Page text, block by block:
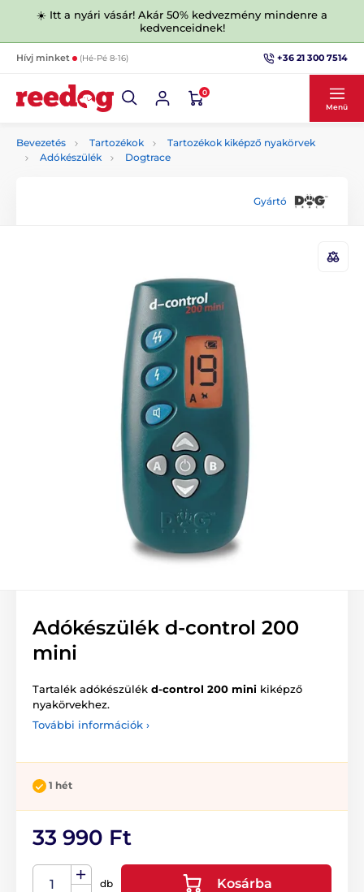
☀️ Itt a nyári vásár! Akár 50% kedvezmény mindenre a
kedvenceidnek!
Hívj minket (Hé-Pé 8-16) +36 21 300 7514
0
Menü
Bevezetés Tartozékok
Tartozékok kiképző nyakörvek
Adókészülék
Dogtrace
Gyártó
Adókészülék d-control 200
mini
Tartalék adókészülék d-control 200 mini kiképző
nyakörvekhez.
További információk ›
1 hét
33 990 Ft
db Kosárba